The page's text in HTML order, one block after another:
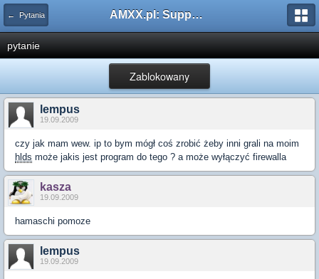
← Pytania AMXX.pl: Support AMX Mod X i SourceMod
pytanie
Zablokowany
lempus
19.09.2009
czy jak mam wew. ip to bym mógł coś zrobić żeby inni grali na moim
hlds może jakis jest program do tego ? a może wyłączyć firewalla
kasza
19.09.2009
hamaschi pomoze
lempus
19.09.2009